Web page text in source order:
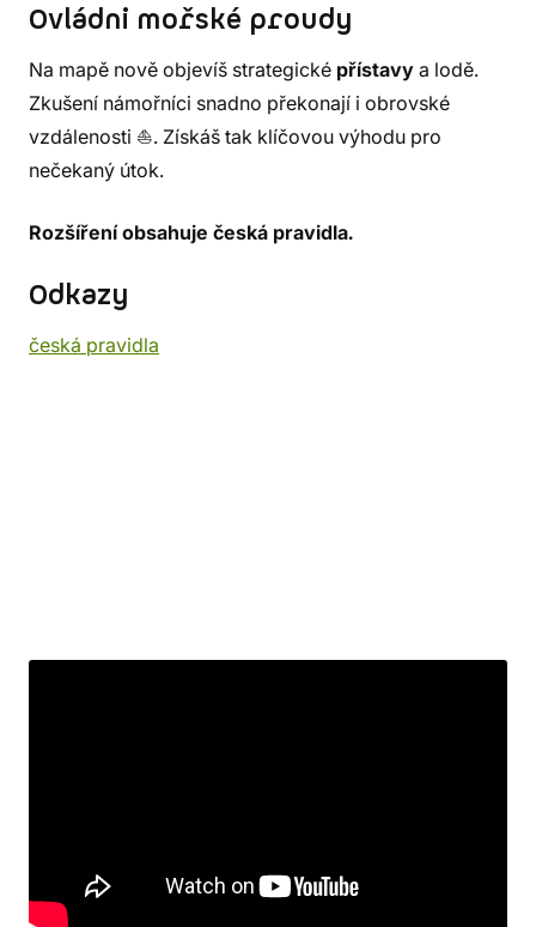
Ovládni mořské proudy
Na mapě nově objevíš strategické přístavy a lodě.
Zkušení námořníci snadno překonají i obrovské
vzdálenosti ⛵. Získáš tak klíčovou výhodu pro
nečekaný útok.
Rozšíření obsahuje česká pravidla.
Odkazy
česká pravidla
Pravidla Čeština
Minimální věk hráčů